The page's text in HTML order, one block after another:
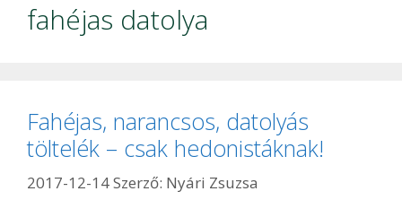
fahéjas datolya
Fahéjas, narancsos, datolyás
töltelék – csak hedonistáknak!
2017-12-14Szerző: Nyári Zsuzsa